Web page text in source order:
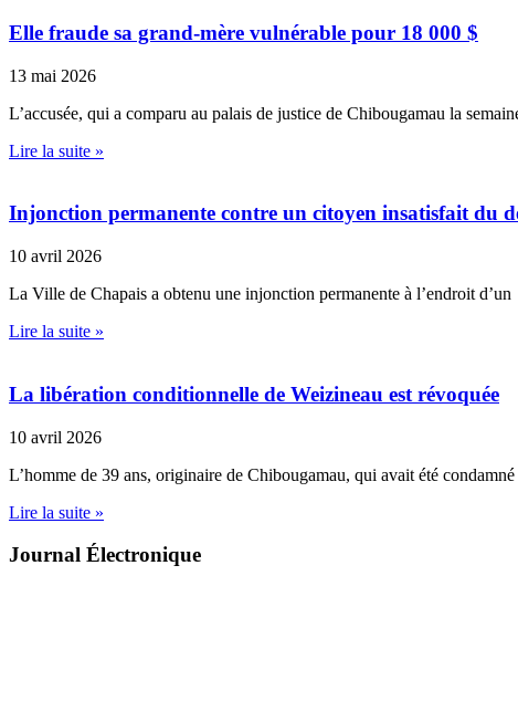
Elle fraude sa grand-mère vulnérable pour 18 000 $
13 mai 2026
L’accusée, qui a comparu au palais de justice de Chibougamau la
Lire la suite »
Injonction permanente contre un citoyen insatisfait du
10 avril 2026
La Ville de Chapais a obtenu une injonction permanente à l’endroit d’un
Lire la suite »
La libération conditionnelle de Weizineau est révoquée
10 avril 2026
L’homme de 39 ans, originaire de Chibougamau, qui avait été condamné
Lire la suite »
Journal Électronique